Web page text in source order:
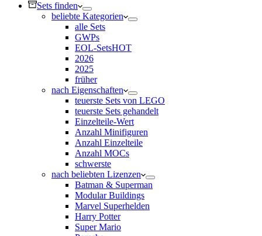
Sets finden
beliebte Kategorien
alle Sets
GWPs
EOL-SetsHOT
2026
2025
früher
nach Eigenschaften
teuerste Sets von LEGO
teuerste Sets gehandelt
Einzelteile-Wert
Anzahl Minifiguren
Anzahl Einzelteile
Anzahl MOCs
schwerste
nach beliebten Lizenzen
Batman & Superman
Modular Buildings
Marvel Superhelden
Harry Potter
Super Mario